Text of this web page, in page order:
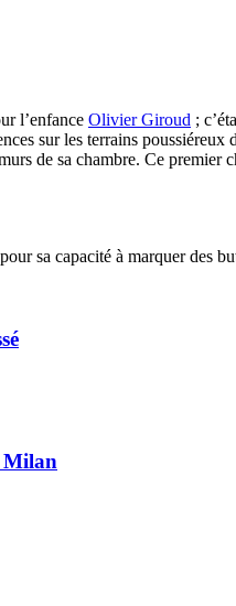
l’enfance Olivier Giroud ;
sur les terrains
de sa chambre. Ce
sa capacité à marquer des
Milan